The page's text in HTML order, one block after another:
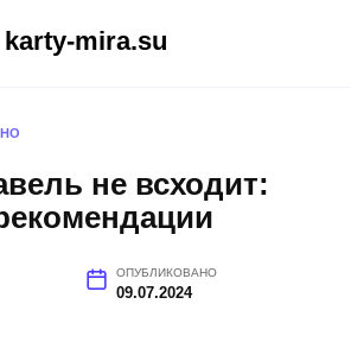
karty-mira.su
не всходит:
ОПУБЛИКОВАНО
09.07.2024